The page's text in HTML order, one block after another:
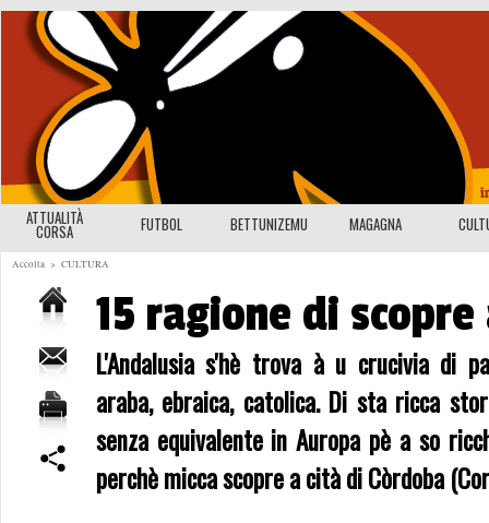
ATTUALITÀ
CORSA FUTBOL BETTUNIZEMU MAGAGNA
Accolta > CULTURA
15 ragione di scopre
L'Andalusia s'hè trova à u crucivia di
araba, ebraica, catolica. Di sta ricca
senza equivalente in Auropa pè a so
perchè micca scopre a cità di Còrdoba